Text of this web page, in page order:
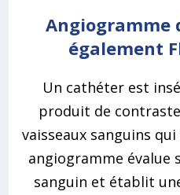
Angiogramme
également
Un cathéter est
produit de
vaisseaux sanguins
angiogramme évalue
sanguin et établit